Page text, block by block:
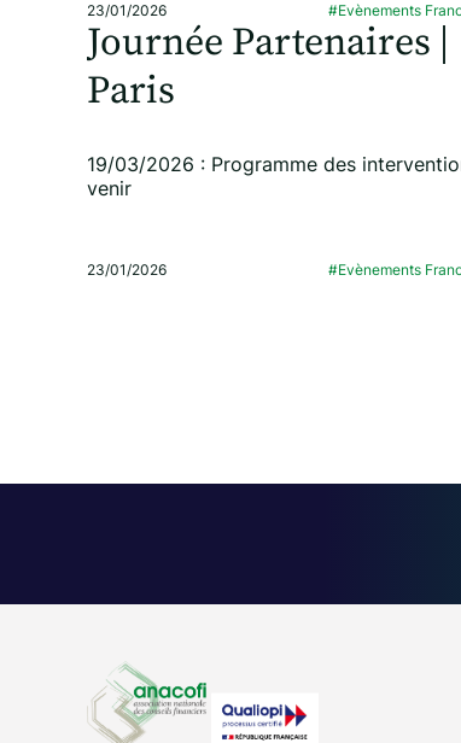
23/01/2026 #Evènements
Journée Partenaires |
Paris
19/03/2026 : Programme des
venir
23/01/2026 #Evènements